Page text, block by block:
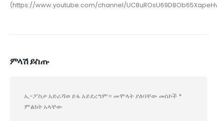
(https://www.youtube.com/channel/
ምላሽ ይስጡ
ኢ-ፖስታ አድራሻወ ይፋ አይደረግም። መሞላት ያለባቸው መስኮች *
ምልክት አላቸው